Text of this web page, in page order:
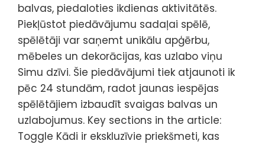
balvas, piedaloties ikdienas aktivitātēs.
Piekļūstot piedāvājumu sadaļai spēlē,
spēlētāji var saņemt unikālu apģērbu,
mēbeles un dekorācijas, kas uzlabo viņu
Simu dzīvi. Šie piedāvājumi tiek atjaunoti ik
pēc 24 stundām, radot jaunas iespējas
spēlētājiem izbaudīt svaigas balvas un
uzlabojumus. Key sections in the article:
Toggle Kādi ir ekskluzīvie priekšmeti, kas